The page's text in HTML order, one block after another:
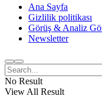
Ana Sayfa
Gizlilik politikası
Görüş & Analiz
Newsletter
No Result
View All Result